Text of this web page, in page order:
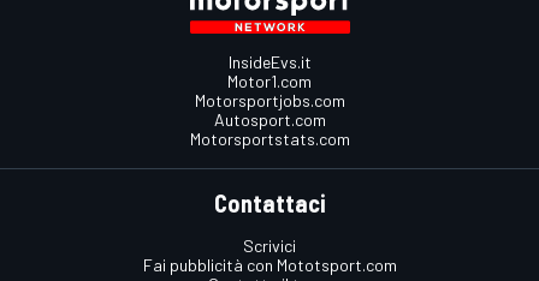
InsideEvs.it
Motor1.com
Motorsportjobs.com
Autosport.com
Motorsportstats.com
Contattaci
Scrivici
Fai pubblicità con Mototsport.com